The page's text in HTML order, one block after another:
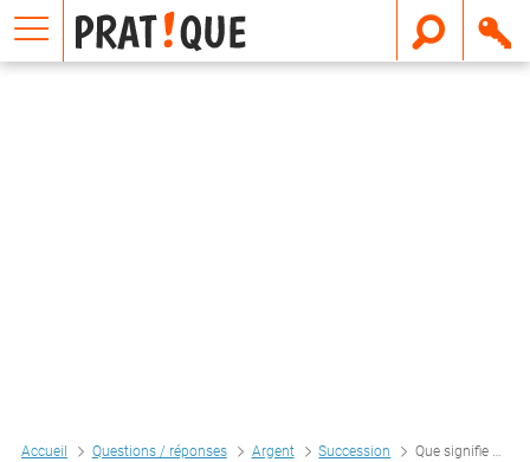
Accueil Questions / réponses Argent Succession Que signifie être placé sous curatelle ?
E
m
a